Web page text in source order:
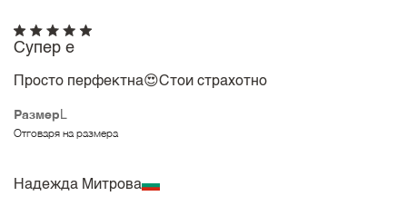
Размер L
Отговаря на размера
Супер е
Просто перфектна😍Стои страхотно
Надежда Митрова